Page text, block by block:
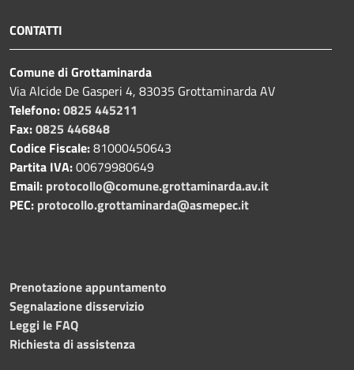
CONTATTI
Comune di Grottaminarda
Via Alcide De Gasperi 4, 83035 Grottaminarda AV
Telefono:0825 445211
Fax:0825 446848
Codice Fiscale:81000450643
Partita IVA:00679980649
Email: protocollo@comune.grottaminarda.av.it
PEC: protocollo.grottaminarda@asmepec.it
Prenotazione appuntamento
Segnalazione disservizio
Leggi le FAQ
Richiesta di assistenza